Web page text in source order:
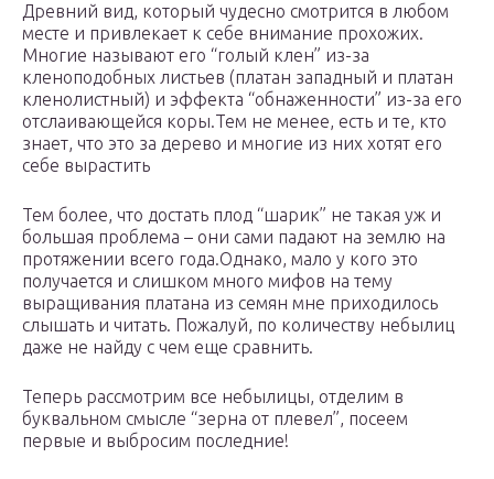
Древний вид, который чудесно смотрится в любом
месте и привлекает к себе внимание прохожих.
Многие называют его “голый клен” из-за
кленоподобных листьев (платан западный и платан
кленолистный) и эффекта “обнаженности” из-за его
отслаивающейся коры.Тем не менее, есть и те, кто
знает, что это за дерево и многие из них хотят его
себе вырастить
Тем более, что достать плод “шарик” не такая уж и
большая проблема – они сами падают на землю на
протяжении всего года.Однако, мало у кого это
получается и слишком много мифов на тему
выращивания платана из семян мне приходилось
слышать и читать. Пожалуй, по количеству небылиц
даже не найду с чем еще сравнить.
Теперь рассмотрим все небылицы, отделим в
буквальном смысле “зерна от плевел”, посеем
первые и выбросим последние!